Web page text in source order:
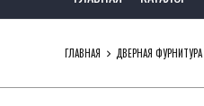
ГЛАВНАЯ ДВЕРНАЯ ФУРНИТУРА